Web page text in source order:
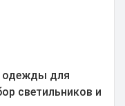
одежды для
светильников и